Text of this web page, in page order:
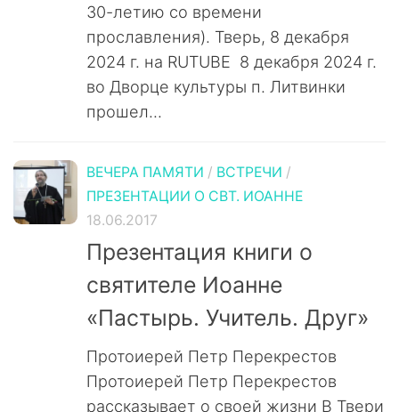
30-летию со времени
прославления). Тверь, 8 декабря
2024 г. на RUTUBE 8 декабря 2024 г.
во Дворце культуры п. Литвинки
прошел...
ВЕЧЕРА ПАМЯТИ / ВСТРЕЧИ /
ПРЕЗЕНТАЦИИ О СВТ. ИОАННЕ
18.06.2017
Презентация книги о
святителе Иоанне
«Пастырь. Учитель. Друг»
Протоиерей Петр Перекрестов
Протоиерей Петр Перекрестов
рассказывает о своей жизни В Твери